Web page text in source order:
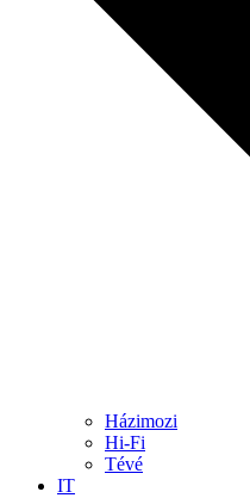
Házimozi
Hi-Fi
Tévé
IT